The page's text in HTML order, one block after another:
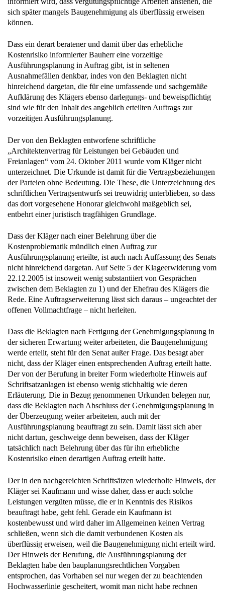
sich später mangels Baugenehmigung als überflüssig erweisen
können.
Dass ein derart beratener und damit über das erhebliche
Kostenrisiko informierter Bauherr eine vorzeitige
Ausführungsplanung in Auftrag gibt, ist in seltenen
Ausnahmefällen denkbar, indes von den Beklagten nicht
hinreichend dargetan, die für eine umfassende und sachgemäße
Aufklärung des Klägers ebenso darlegungs- und beweispflichtig
sind wie für den Inhalt des angeblich erteilten Auftrags zur
vorzeitigen Ausführungsplanung.
Der von den Beklagten entworfene schriftliche
„Architektenvertrag für Leistungen bei Gebäuden und
Freianlagen“ vom 24. Oktober 2011 wurde vom Kläger nicht
unterzeichnet. Die Urkunde ist damit für die Vertragsbeziehungen
der Parteien ohne Bedeutung. Die These, die Unterzeichnung des
schriftlichen Vertragsentwurfs sei treuwidrig unterblieben, so dass
das dort vorgesehene Honorar gleichwohl maßgeblich sei,
entbehrt einer juristisch tragfähigen Grundlage.
Dass der Kläger nach einer Belehrung über die
Kostenproblematik mündlich einen Auftrag zur
Ausführungsplanung erteilte, ist auch nach Auffassung des Senats
nicht hinreichend dargetan. Auf Seite 5 der Klageerwiderung vom
22.12.2005 ist insoweit wenig substantiiert von Gesprächen
zwischen dem Beklagten zu 1) und der Ehefrau des Klägers die
Rede. Eine Auftragserweiterung lässt sich daraus – ungeachtet der
offenen Vollmachtfrage – nicht herleiten.
Dass die Beklagten nach Fertigung der Genehmigungsplanung in
der sicheren Erwartung weiter arbeiteten, die Baugenehmigung
werde erteilt, steht für den Senat außer Frage. Das besagt aber
nicht, dass der Kläger einen entsprechenden Auftrag erteilt hatte.
Der von der Berufung in breiter Form wiederholte Hinweis auf
Schriftsatzanlagen ist ebenso wenig stichhaltig wie deren
Erläuterung. Die in Bezug genommenen Urkunden belegen nur,
dass die Beklagten nach Abschluss der Genehmigungsplanung in
der Überzeugung weiter arbeiteten, auch mit der
Ausführungsplanung beauftragt zu sein. Damit lässt sich aber
nicht dartun, geschweige denn beweisen, dass der Kläger
tatsächlich nach Belehrung über das für ihn erhebliche
Kostenrisiko einen derartigen Auftrag erteilt hatte.
Der in den nachgereichten Schriftsätzen wiederholte Hinweis, der
Kläger sei Kaufmann und wisse daher, dass er auch solche
Leistungen vergüten müsse, die er in Kenntnis des Risikos
beauftragt habe, geht fehl. Gerade ein Kaufmann ist
kostenbewusst und wird daher im Allgemeinen keinen Vertrag
schließen, wenn sich die damit verbundenen Kosten als
überflüssig erweisen, weil die Baugenehmigung nicht erteilt wird.
Der Hinweis der Berufung, die Ausführungsplanung der
Beklagten habe den bauplanungsrechtlichen Vorgaben
entsprochen, das Vorhaben sei nur wegen der zu beachtenden
Hochwasserlinie gescheitert, womit man nicht habe rechnen